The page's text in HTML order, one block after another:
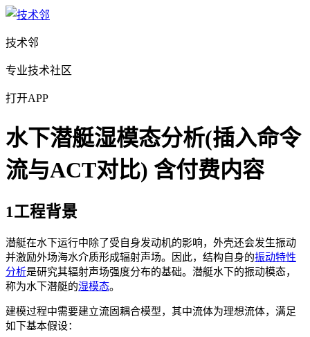
技术邻
专业技术社区
打开APP
水下潜艇湿模态分析(插入命令
流与ACT对比) 含付费内容
1工程背景
潜艇在水下运行中除了受自身发动机的影响，外壳还会发生振动
并激励外场海水介质形成辐射声场。因此，结构自身的振动特性
分析是研究其辐射声场强度分布的基础。潜艇水下的振动模态，
称为水下潜艇的湿模态。
建模过程中需要建立流固耦合模型，其中流体为理想流体，满足
如下基本假设：